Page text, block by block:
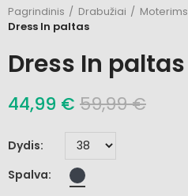
Pagrindinis Drabužiai Moterims
Dress In paltas
Dress In paltas
44,99 € 59,99 €
Dydis
Spalva